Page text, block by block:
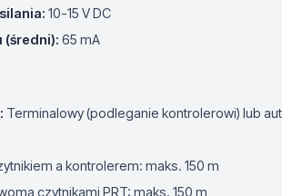
10-15 V DC
(średni): 65 mA
Terminalowy (podleganie kontrolerowi) lub
a kontrolerem: maks. 150 m
czytnikami PRT: maks. 150 m